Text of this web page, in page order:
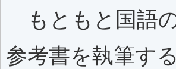
もともと国語
参考書を執筆す